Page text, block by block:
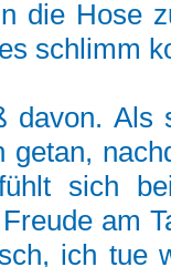
die Hose
schlimm
davon. Als
getan,
sich
am
ich tue